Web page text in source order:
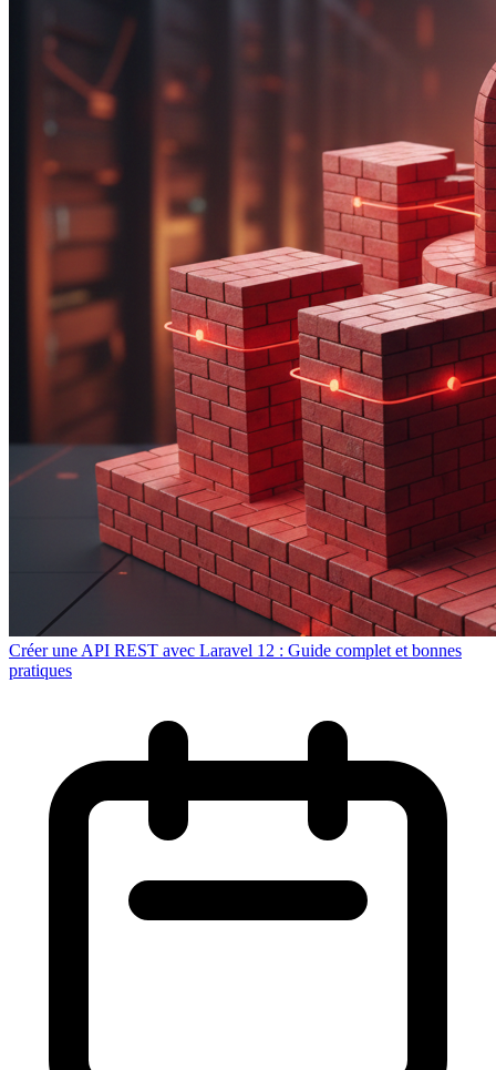
Créer une API REST avec Laravel 12 : Guide complet et bonnes
pratiques